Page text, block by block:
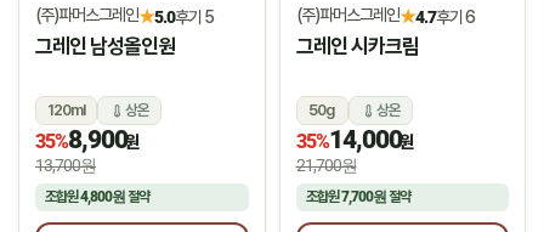
(주)파머스그레인★5.0후기 5
그레인 남성올인원
120ml 상온
35%8,900원
13,700원
조합원4,800원 절약
(주)파머스그레인★4.7후기 6
그레인 시카크림
50g 상온
35%14,000원
21,700원
조합원7,700원절약